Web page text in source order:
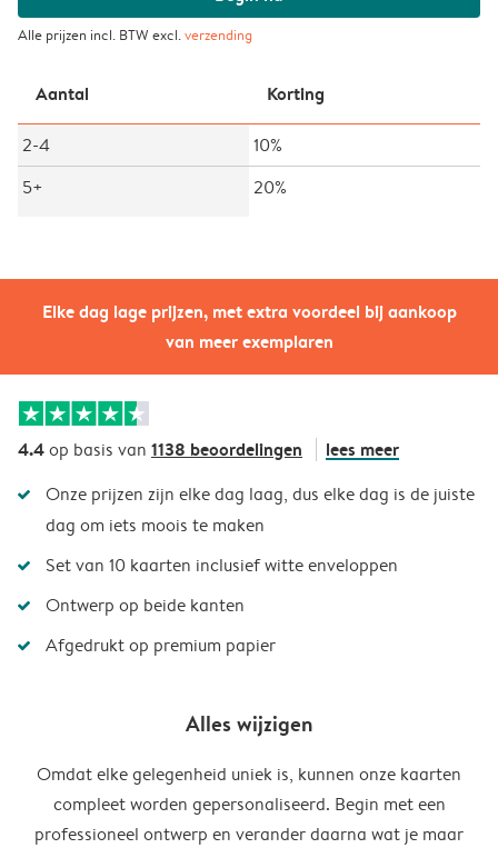
Elke dag lage prijzen, met extra voordeel bij aankoop
van meer exemplaren
Alle prijzen incl. BTW excl.verzending
Aantal Korting
2-4
10%
5+
20%
4.4op basis van 1138 beoordelingen lees meer
Onze prijzen zijn elke dag laag, dus elke dag is de juiste
dag om iets moois te maken
Set van 10 kaarten inclusief witte enveloppen
Ontwerp op beide kanten
Afgedrukt op premium papier
Alles wijzigen
Omdat elke gelegenheid uniek is, kunnen onze kaarten
compleet worden gepersonaliseerd. Begin met een
professioneel ontwerp en verander daarna wat je maar